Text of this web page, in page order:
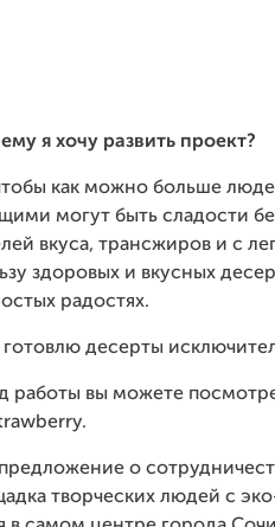
я хочу развить проект?
как можно больше
могут быть сладости
вкуса, трансжиров и с
здоровых и вкусных
радостях.
десерты
работы вы можете
о
творческих людей с